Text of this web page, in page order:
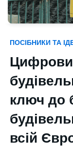
ПОСІБНИКИ ТА
ключ до
всій